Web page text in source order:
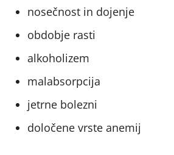
nosečnost in dojenje
obdobje rasti
alkoholizem
malabsorpcija
jetrne bolezni
določene vrste anemij